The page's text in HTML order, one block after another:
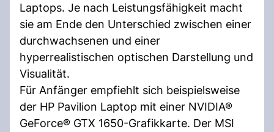
Laptops. Je nach Leistungsfähigkeit macht
sie am Ende den Unterschied zwischen einer
durchwachsenen und einer
hyperrealistischen optischen Darstellung und
Visualität.
Für Anfänger empfiehlt sich beispielsweise
der HP Pavilion Laptop mit einer NVIDIA®
GeForce® GTX 1650-Grafikkarte. Der MSI